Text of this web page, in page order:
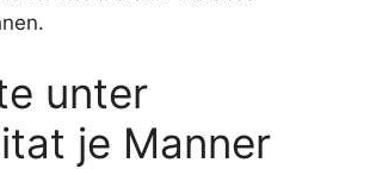
unter
je Manner